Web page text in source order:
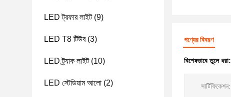
LED ট্রফার লাইট(9)
LED T8 টিউব(3)
LED ট্র্যাক লাইট(10)
LED স্টেডিয়াম আলো (2)
পণ্যের বিবরণ
বিশেষভাবে তুলে ধরা:
সার্টিফিকেশন: